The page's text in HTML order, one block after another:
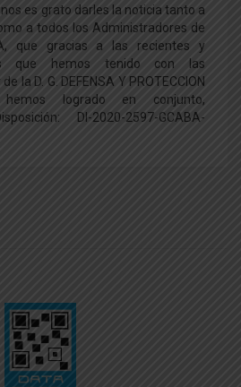
es grato darles la noticia tanto a
a todos los Administradores de
que gracias a las recientes y
que hemos tenido con las
la D. G. DEFENSA Y PROTECCION
hemos logrado en conjunto,
DI-2020-2597-GCABA-